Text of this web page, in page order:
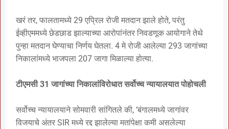
खरं तर, फालतामध्ये 29 एप्रिल रोजी मतदान झाले होते, परंतु
ईव्हीएममध्ये छेडछाड झाल्याच्या आरोपांनंतर निवडणूक आयोगाने तेथे
पुन्हा मतदान घेण्याचा निर्णय घेतला. 4 मे रोजी आलेल्या 293 जागांच्या
निकालांमध्ये भाजपला 207 जागा मिळाल्या होत्या.
टीएमसी 31 जागांच्या निकालांविरोधात सर्वोच्च न्यायालयात पोहोचली
सर्वोच्च न्यायालयाने सोमवारी सांगितले की, ‘बंगालमध्ये जागांवर
विजयाचे अंतर SIR मध्ये रद्द झालेल्या मतांपेक्षा कमी असलेल्या